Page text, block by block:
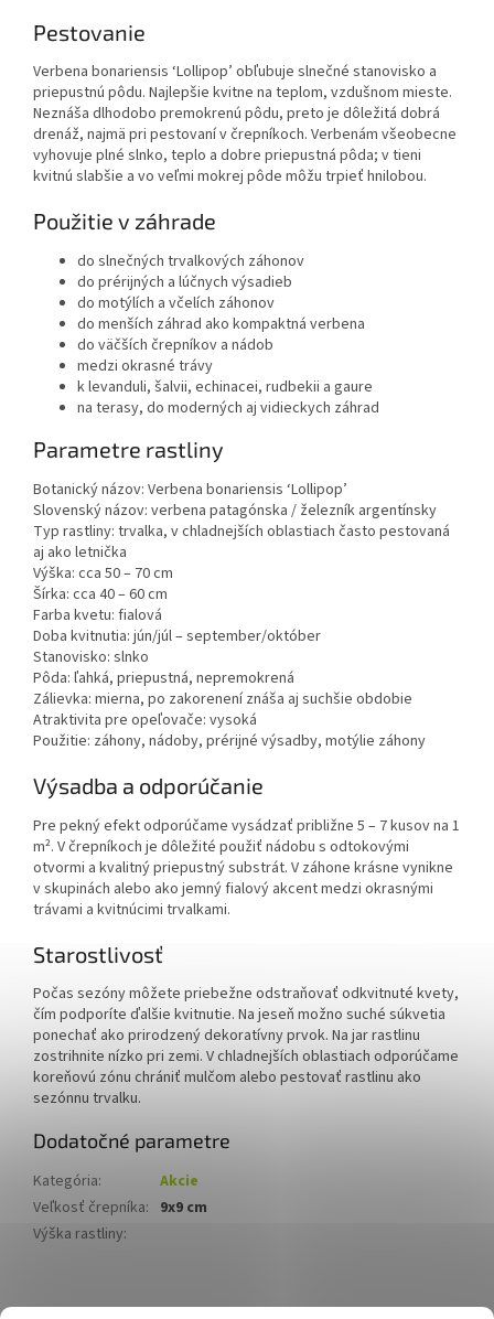
Pestovanie
Verbena bonariensis ‘Lollipop’ obľubuje slnečné stanovisko a
priepustnú pôdu. Najlepšie kvitne na teplom, vzdušnom mieste.
Neznáša dlhodobo premokrenú pôdu, preto je dôležitá dobrá
drenáž, najmä pri pestovaní v črepníkoch. Verbenám všeobecne
vyhovuje plné slnko, teplo a dobre priepustná pôda; v tieni
kvitnú slabšie a vo veľmi mokrej pôde môžu trpieť hnilobou.
Použitie v záhrade
do slnečných trvalkových záhonov
do prérijných a lúčnych výsadieb
do motýlích a včelích záhonov
do menších záhrad ako kompaktná verbena
do väčších črepníkov a nádob
medzi okrasné trávy
k levanduli, šalvii, echinacei, rudbekii a gaure
na terasy, do moderných aj vidieckych záhrad
Parametre rastliny
Botanický názov: Verbena bonariensis ‘Lollipop’
Slovenský názov: verbena patagónska / železník argentínsky
Typ rastliny: trvalka, v chladnejších oblastiach často pestovaná
aj ako letnička
Výška: cca 50 – 70 cm
Šírka: cca 40 – 60 cm
Farba kvetu: fialová
Doba kvitnutia: jún/júl – september/október
Stanovisko: slnko
Pôda: ľahká, priepustná, nepremokrená
Zálievka: mierna, po zakorenení znáša aj suchšie obdobie
Atraktivita pre opeľovače: vysoká
Použitie: záhony, nádoby, prérijné výsadby, motýlie záhony
Výsadba a odporúčanie
Pre pekný efekt odporúčame vysádzať približne 5 – 7 kusov na 1
m². V črepníkoch je dôležité použiť nádobu s odtokovými
otvormi a kvalitný priepustný substrát. V záhone krásne vynikne
v skupinách alebo ako jemný fialový akcent medzi okrasnými
trávami a kvitnúcimi trvalkami.
Starostlivosť
Počas sezóny môžete priebežne odstraňovať odkvitnuté kvety,
čím podporíte ďalšie kvitnutie. Na jeseň možno suché súkvetia
ponechať ako prirodzený dekoratívny prvok. Na jar rastlinu
zostrihnite nízko pri zemi. V chladnejších oblastiach odporúčame
koreňovú zónu chrániť mulčom alebo pestovať rastlinu ako
sezónnu trvalku.
Dodatočné parametre
Kategória:
Akcie
Veľkosť črepníka: 9x9 cm
Výška rastliny: